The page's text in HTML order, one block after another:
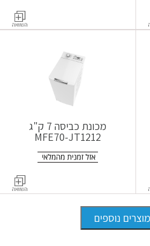
מכונת כביסה 7 ק"ג
MFE70-JT1212
נוספים